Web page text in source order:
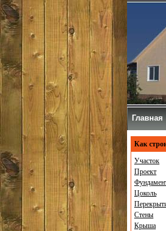
Как
Участок
Проект
Цоколь
Стены
Крыша
Главная